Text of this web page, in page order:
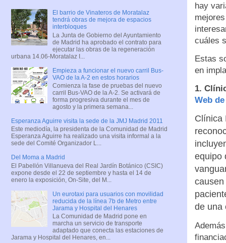
hay
cuáles
Estas
en
1.
Web
Clínica
equipo
de una
El barrio de Vinateros de Moratalaz
tendrá obras de mejora de espacios
interbloques
La Junta de Gobierno del Ayuntamiento
de Madrid ha aprobado el contrato para
ejecutar las obras de la regeneración
urbana 14.06-Moratalaz I...
Empieza a funcionar el nuevo carril Bus-
VAO de la A-2 en estos horarios
Comienza la fase de pruebas del nuevo
carril Bus-VAO de la A-2. Se activará de
forma progresiva durante el mes de
agosto y la primera semana...
Esperanza Aguirre visita la sede de la JMJ Madrid 2011
Este mediodía, la presidenta de la Comunidad de Madrid
Esperanza Aguirre ha realizado una visita informal a la
sede del Comité Organizador L...
Del Moma a Madrid
El Pabellón Villanueva del Real Jardín Botánico (CSIC)
expone desde el 22 de septiembre y hasta el 14 de
enero la exposición, On-Site, del M...
Un eurotaxi para usuarios con movilidad
reducida de la línea 7b de Metro entre
Jarama y Hospital del Henares
La Comunidad de Madrid pone en
marcha un servicio de transporte
adaptado que conecta las estaciones de
Jarama y Hospital del Henares, en...